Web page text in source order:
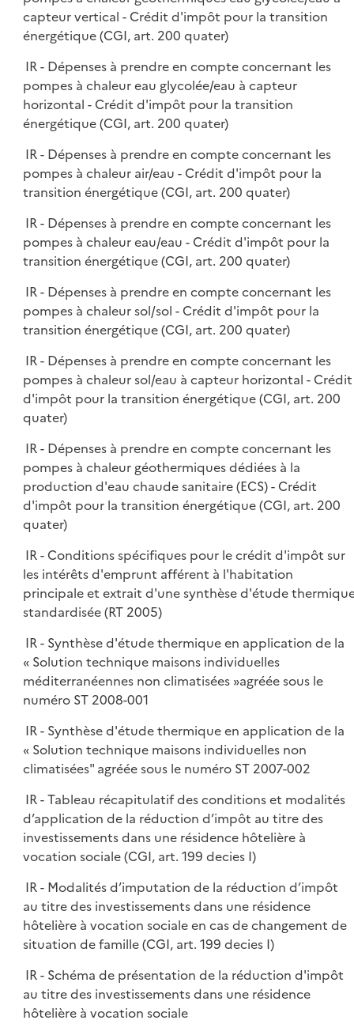
capteur vertical - Crédit d'impôt pour la transition
énergétique (CGI, art. 200 quater)
IR - Dépenses à prendre en compte concernant les
pompes à chaleur eau glycolée/eau à capteur
horizontal - Crédit d'impôt pour la transition
énergétique (CGI, art. 200 quater)
IR - Dépenses à prendre en compte concernant les
pompes à chaleur air/eau - Crédit d'impôt pour la
transition énergétique (CGI, art. 200 quater)
IR - Dépenses à prendre en compte concernant les
pompes à chaleur eau/eau - Crédit d'impôt pour la
transition énergétique (CGI, art. 200 quater)
IR - Dépenses à prendre en compte concernant les
pompes à chaleur sol/sol - Crédit d'impôt pour la
transition énergétique (CGI, art. 200 quater)
IR - Dépenses à prendre en compte concernant les
pompes à chaleur sol/eau à capteur horizontal - Crédit
d'impôt pour la transition énergétique (CGI, art. 200
quater)
IR - Dépenses à prendre en compte concernant les
pompes à chaleur géothermiques dédiées à la
production d'eau chaude sanitaire (ECS) - Crédit
d'impôt pour la transition énergétique (CGI, art. 200
quater)
IR - Conditions spécifiques pour le crédit d'impôt sur
les intérêts d'emprunt afférent à l'habitation
principale et extrait d'une synthèse d'étude
standardisée (RT 2005)
IR - Synthèse d'étude thermique en application de la
« Solution technique maisons individuelles
méditerranéennes non climatisées »agréée sous le
numéro ST 2008-001
IR - Synthèse d'étude thermique en application de la
« Solution technique maisons individuelles non
climatisées" agréée sous le numéro ST 2007-002
IR - Tableau récapitulatif des conditions et modalités
d’application de la réduction d’impôt au titre des
investissements dans une résidence hôtelière à
vocation sociale (CGI, art. 199 decies I)
IR - Modalités d’imputation de la réduction d’impôt
au titre des investissements dans une résidence
hôtelière à vocation sociale en cas de changement de
situation de famille (CGI, art. 199 decies I)
IR - Schéma de présentation de la réduction d'impôt
au titre des investissements dans une résidence
hôtelière à vocation sociale